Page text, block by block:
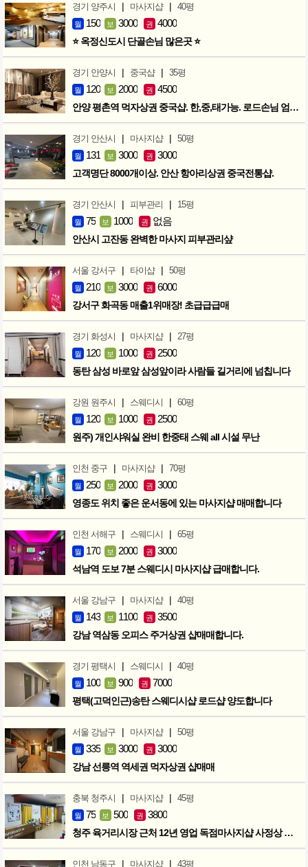
경기 양주시 | 마사지샵 | 40평
월 150 보 3000 권 4000
⭐ 옥정신도시 단골손님 많은곳 ⭐
경기 안양시 | 중국샵 | 35평
월 120 보 2000 권 4500
안양 평촌역 먹자상권 중국샵. 한,중,태가능. 로드손님 엄청많아요!
경기 안산시 | 마사지샵 | 50평
월 131 보 3000 권 3000
고객명단 8000개이상. 안산 항아리상권 중국전통샵.
경기 안산시 | 피부관리 | 15평
월 75 보 1000 권 없음
안산시 고잔동 완벽한 마사지 피부관리샾
서울 강서구 | 타이샵 | 50평
월 210 보 3000 권 6000
강서구 화곡동 매출1위매장! 초급급급매
경기 화성시 | 마사지샵 | 27평
월 120 보 1000 권 2500
동탄 삼성 바로앞 삼성앞이라 사람들 길거리에 넘칩니다
강원 원주시 | 스웨디시 | 60평
월 120 보 1000 권 2500
원주) 개인샤워실 완비 한중태 스웨 all 시설 무난
인천 중구 | 마사지샵 | 70평
월 250 보 2000 권 3000
영종도 위치 좋은 운서동에 있는 마사지샵 매매합니다
인천 서해구 | 스웨디시 | 65평
월 170 보 2000 권 3000
석남역 도보 7분 스웨디시 마사지샵 급매합니다.
서울 강남구 | 마사지샵 | 40평
월 143 보 1100 권 3500
강남 역삼동 오피스 주거상권 샵매매합니다.
경기 평택시 | 스웨디시 | 40평
월 100 보 900 권 7000
평택(고덕인근)송탄 스웨디시샵 로드샵 양도합니다
서울 강남구 | 마사지샵 | 50평
월 335 보 3000 권 3000
강남 선릉역 역세권 먹자상권 샵매매
충북 청주시 | 마사지샵 | 45평
월 75 보 500 권 3800
청주 육거리시장 근처 12년 영업 독점마사지샵 사정상 급매합니다.
인천 남동구 | 마사지샵 | 43평